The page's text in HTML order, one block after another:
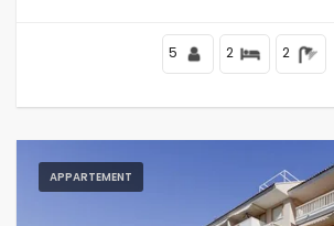
5 2 2
APPARTEMENT